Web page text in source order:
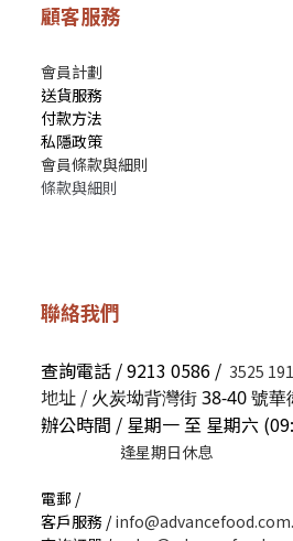
顧客服務
會員計劃
送貨服務
付款方法
私隱政策
會員條款與細則
條款與細則
聯絡我們
查詢電話 / 9213 0586 / 3525
地址 / 火炭坳背灣街 38-40 號
辦公時間 / 星期一 至 星期六
逢星期日休息
電郵 /
客戶服務 /